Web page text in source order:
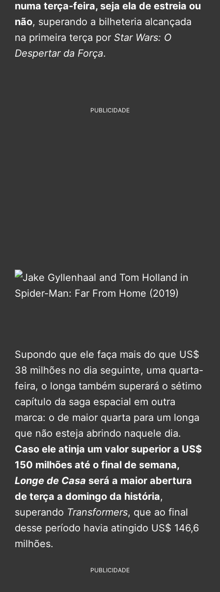
numa terça-feira, seja ela de estreia ou
não, superando a bilheteria alcançada
na primeira terça por Star Wars: O
Despertar da Força.
PUBLICIDADE
Supondo que ele faça mais do que US$
38 milhões no dia seguinte, uma quarta-
feira, o longa também superará o sétimo
capítulo da saga espacial em outra
marca: o de maior quarta para um longa
que não esteja abrindo naquele dia.
Caso ele atinja um valor superior a US$
150 milhões até o final de semana,
Longe de Casa será a maior abertura
de terça a domingo da história,
superando Transformers, que ao final
desse período havia atingido US$ 146,6
milhões.
PUBLICIDADE